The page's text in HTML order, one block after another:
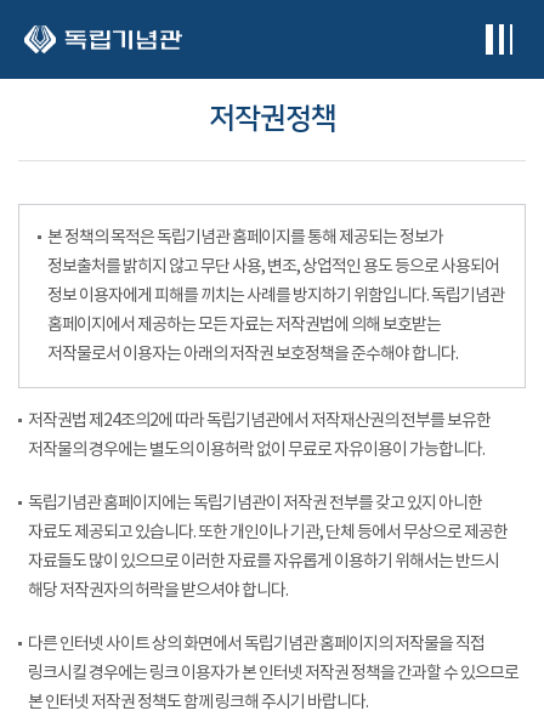
저작권정책
본 정책의 목적은 독립기념관 홈페이지를 통해 제공되는 정보가
정보출처를 밝히지 않고 무단 사용, 변조, 상업적인 용도 등으로 사용되어
정보 이용자에게 피해를 끼치는 사례를 방지하기 위함입니다. 독립기념관
홈페이지에서 제공하는 모든 자료는 저작권법에 의해 보호받는
저작물로서 이용자는 아래의 저작권 보호정책을 준수해야 합니다.
저작권법 제24조의2에 따라 독립기념관에서 저작재산권의 전부를 보유한
저작물의 경우에는 별도의 이용허락 없이 무료로 자유이용이 가능합니다.
독립기념관 홈페이지에는 독립기념관이 저작권 전부를 갖고 있지 아니한
자료도 제공되고 있습니다. 또한 개인이나 기관, 단체 등에서 무상으로 제공한
자료들도 많이 있으므로 이러한 자료를 자유롭게 이용하기 위해서는 반드시
해당 저작권자의 허락을 받으셔야 합니다.
다른 인터넷 사이트 상의 화면에서 독립기념관 홈페이지의 저작물을 직접
링크시킬 경우에는 링크 이용자가 본 인터넷 저작권 정책을 간과할 수 있으므로
본 인터넷 저작권 정책도 함께 링크해 주시기 바랍니다.